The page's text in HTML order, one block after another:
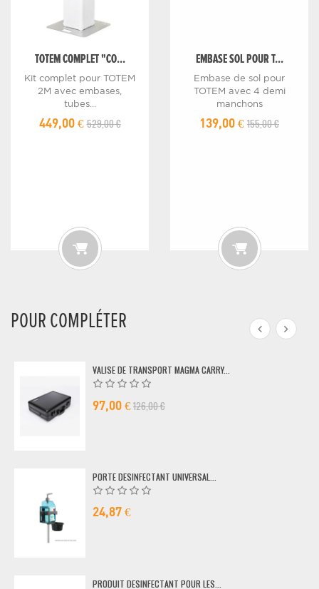
TOTEM COMPLET "CO...
Kit complet pour TOTEM
2M avec embases,
tubes...
449,00 €529,00 €
EMBASE SOL POUR T...
Embase de sol pour
TOTEM avec 4 demi
manchons
139,00 € 155,00 €
POUR COMPLÉTER
VALISE DE TRANSPORT MAGMA CARRY...
97,00 €126,00 €
PORTE DESINFECTANT UNIVERSAL...
24,87 €
PRODUIT DESINFECTANT POUR LES...